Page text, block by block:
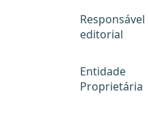
Responsável
editorial
Entidade
Proprietária